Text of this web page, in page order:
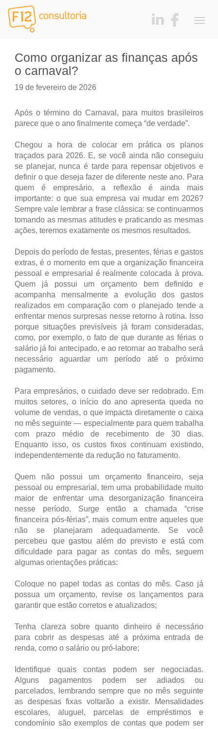
Como organizar as finanças após
o carnaval?
19 de fevereiro de 2026
Após o término do Carnaval, para muitos brasileiros
parece que o ano finalmente começa “de verdade”.
Chegou a hora de colocar em prática os planos
traçados para 2026. E, se você ainda não conseguiu
se planejar, nunca é tarde para repensar objetivos e
definir o que deseja fazer de diferente neste ano. Para
quem é empresário, a reflexão é ainda mais
importante: o que sua empresa vai mudar em 2026?
Sempre vale lembrar a frase clássica: se continuarmos
tomando as mesmas atitudes e praticando as mesmas
ações, teremos exatamente os mesmos resultados.
Depois do período de festas, presentes, férias e gastos
extras, é o momento em que a organização financeira
pessoal e empresarial é realmente colocada à prova.
Quem já possui um orçamento bem definido e
acompanha mensalmente a evolução dos gastos
realizados em comparação com o planejado tende a
enfrentar menos surpresas nesse retorno à rotina. Isso
porque situações previsíveis já foram consideradas,
como, por exemplo, o fato de que durante as férias o
salário já foi antecipado, e ao retornar ao trabalho será
necessário aguardar um período até o próximo
pagamento.
Para empresários, o cuidado deve ser redobrado. Em
muitos setores, o início do ano apresenta queda no
volume de vendas, o que impacta diretamente o caixa
no mês seguinte — especialmente para quem trabalha
com prazo médio de recebimento de 30 dias.
Enquanto isso, os custos fixos continuam existindo,
independentemente da redução no faturamento.
Quem não possui um orçamento financeiro, seja
pessoal ou empresarial, tem uma probabilidade muito
maior de enfrentar uma desorganização financeira
nesse período. Surge então a chamada “crise
financeira pós-férias”, mais comum entre aqueles que
não se planejaram adequadamente. Se você
percebeu que gastou além do previsto e está com
dificuldade para pagar as contas do mês, seguem
algumas orientações práticas:
Coloque no papel todas as contas do mês. Caso já
possua um orçamento, revise os lançamentos para
garantir que estão corretos e atualizados;
Tenha clareza sobre quanto dinheiro é necessário
para cobrir as despesas até a próxima entrada de
renda, como o salário ou pró-labore;
Identifique quais contas podem ser negociadas.
Alguns pagamentos podem ser adiados ou
parcelados, lembrando sempre que no mês seguinte
as despesas fixas voltarão a existir. Mensalidades
escolares, aluguel, parcelas de empréstimos e
condomínio são exemplos de contas que podem ser